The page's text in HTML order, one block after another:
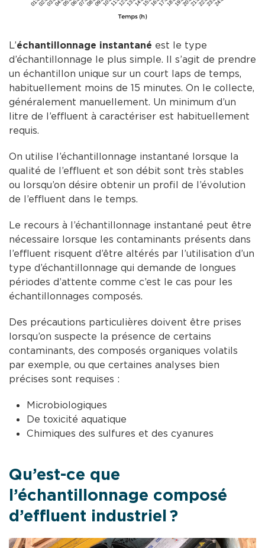
L’échantillonnage instantané est le type
d’échantillonnage le plus simple. Il s’agit de prendre
un échantillon unique sur un court laps de temps,
habituellement moins de 15 minutes. On le collecte,
généralement manuellement. Un minimum d’un
litre de l’effluent à caractériser est habituellement
requis.
On utilise l’échantillonnage instantané lorsque la
qualité de l’effluent et son débit sont très stables
ou lorsqu’on désire obtenir un profil de l’évolution
de l’effluent dans le temps.
Le recours à l’échantillonnage instantané peut être
nécessaire lorsque les contaminants présents dans
l’effluent risquent d’être altérés par l’utilisation d’un
type d’échantillonnage qui demande de longues
périodes d’attente comme c’est le cas pour les
échantillonnages composés.
Des précautions particulières doivent être prises
lorsqu’on suspecte la présence de certains
contaminants, des composés organiques volatils
par exemple, ou que certaines analyses bien
précises sont requises :
Microbiologiques
De toxicité aquatique
Chimiques des sulfures et des cyanures
Qu’est-ce que
l’échantillonnage composé
d’effluent industriel ?